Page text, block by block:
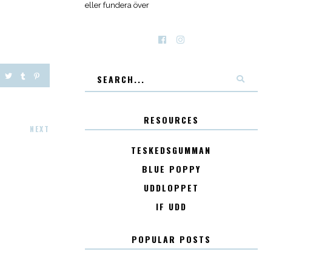
NEXT
eller fundera över
RESOURCES
TESKEDSGUMMAN
BLUE POPPY
UDDLOPPET
IF UDD
POPULAR POSTS